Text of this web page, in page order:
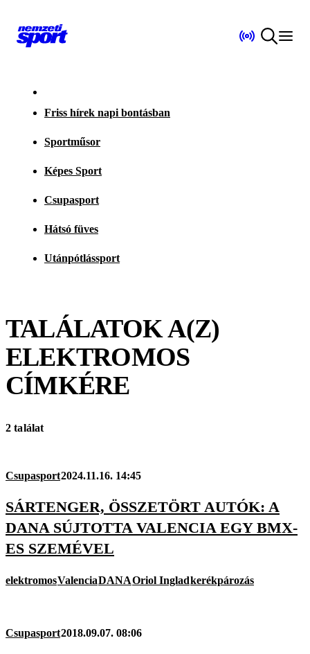
Friss hírek napi bontásban
Sportműsor
Képes Sport
Csupasport
Hátsó füves
Utánpótlássport
TALÁLATOK A(Z)
ELEKTROMOS
CÍMKÉRE
2 találat
Csupasport2024.11.16. 14:45
SÁRTENGER, ÖSSZETÖRT AUTÓK: A
DANA SÚJTOTTA VALENCIA EGY BMX-
ES SZEMÉVEL
elektromosValenciaDANAOriol Ingladkerékpározás
Csupasport2018.09.07. 08:06